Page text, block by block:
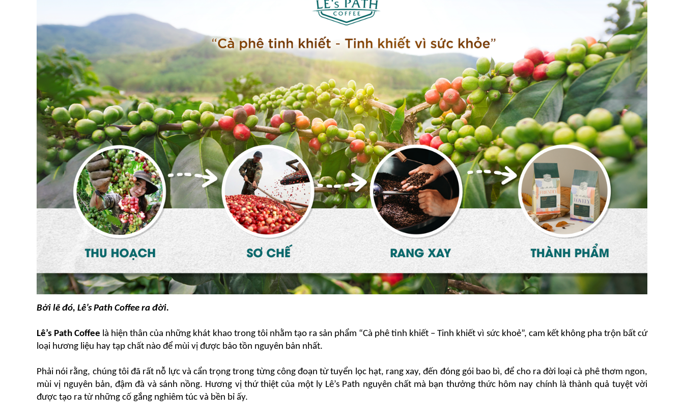
Bởi lẽ đó, Lê’s Path Coffee ra đời.
Lê’s Path Coffee là hiện thân của những khát khao trong tôi nhằm tạo ra sản phẩm “Cà phê tinh khiết – Tinh khiết vì sức khoẻ”, cam kết không pha trộn bất cứ
loại hương liệu hay tạp chất nào để mùi vị được bảo tồn nguyên bản nhất.
Phải nói rằng, chúng tôi đã rất nỗ lực và cẩn trọng trong từng công đoạn từ tuyển lọc hạt, rang xay, đến đóng gói bao bì, để cho ra đời loại cà phê thơm ngon,
mùi vị nguyên bản, đậm đà và sánh nồng. Hương vị thứ thiệt của một ly Lê’s Path nguyên chất mà bạn thưởng thức hôm nay chính là thành quả tuyệt vời
được tạo ra từ những cố gắng nghiêm túc và bền bỉ ấy.